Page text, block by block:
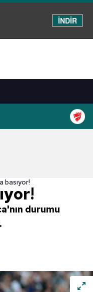
İNDİR
basıyor!
durumu